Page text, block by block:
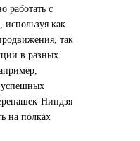
работать с
как
так
в разных
Ниндзя
на полках